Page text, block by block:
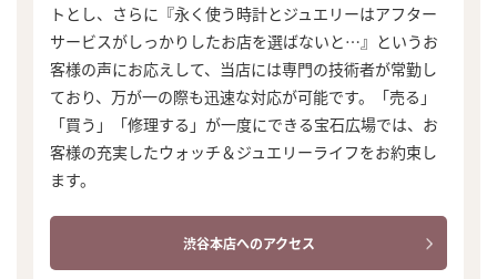
トとし、さらに『永く使う時計とジュエリーはアフター
サービスがしっかりしたお店を選ばないと…』というお
客様の声にお応えして、当店には専門の技術者が常勤し
ており、万が一の際も迅速な対応が可能です。「売る」
「買う」「修理する」が一度にできる宝石広場では、お
客様の充実したウォッチ＆ジュエリーライフをお約束し
ます。
渋谷本店へのアクセス